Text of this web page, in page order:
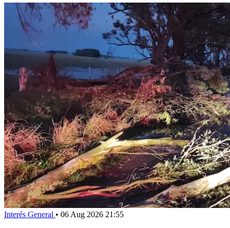
Interés General • 06 Aug 2026 21:55